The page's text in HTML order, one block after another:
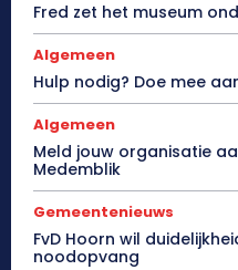
Fred zet het museum
Algemeen
Hulp nodig? Doe mee
Algemeen
Meld jouw organisatie
Medemblik
Gemeentenieuws
FvD Hoorn wil
noodopvang